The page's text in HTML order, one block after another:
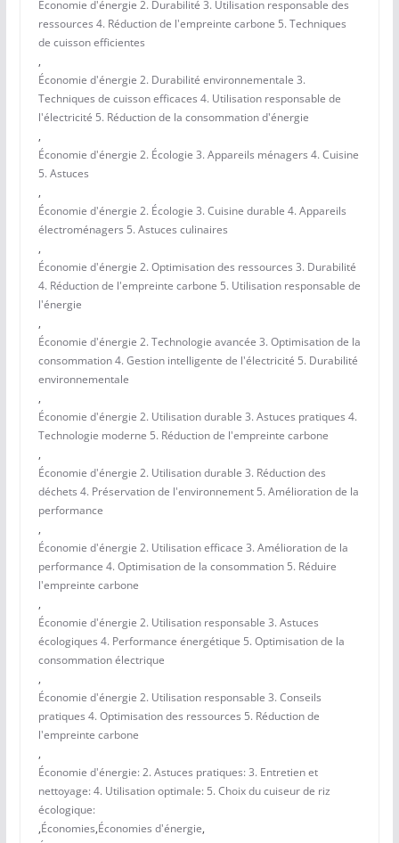
Économie d'énergie 2. Durabilité 3. Utilisation responsable des
ressources 4. Réduction de l'empreinte carbone 5. Techniques
de cuisson efficientes
,
Économie d'énergie 2. Durabilité environnementale 3.
Techniques de cuisson efficaces 4. Utilisation responsable de
l'électricité 5. Réduction de la consommation d'énergie
,
Économie d'énergie 2. Écologie 3. Appareils ménagers 4. Cuisine
5. Astuces
,
Économie d'énergie 2. Écologie 3. Cuisine durable 4. Appareils
électroménagers 5. Astuces culinaires
,
Économie d'énergie 2. Optimisation des ressources 3. Durabilité
4. Réduction de l'empreinte carbone 5. Utilisation responsable de
l'énergie
,
Économie d'énergie 2. Technologie avancée 3. Optimisation de la
consommation 4. Gestion intelligente de l'électricité 5. Durabilité
environnementale
,
Économie d'énergie 2. Utilisation durable 3. Astuces pratiques 4.
Technologie moderne 5. Réduction de l'empreinte carbone
,
Économie d'énergie 2. Utilisation durable 3. Réduction des
déchets 4. Préservation de l'environnement 5. Amélioration de la
performance
,
Économie d'énergie 2. Utilisation efficace 3. Amélioration de la
performance 4. Optimisation de la consommation 5. Réduire
l'empreinte carbone
,
Économie d'énergie 2. Utilisation responsable 3. Astuces
écologiques 4. Performance énergétique 5. Optimisation de la
consommation électrique
,
Économie d'énergie 2. Utilisation responsable 3. Conseils
pratiques 4. Optimisation des ressources 5. Réduction de
l'empreinte carbone
,
Économie d'énergie: 2. Astuces pratiques: 3. Entretien et
nettoyage: 4. Utilisation optimale: 5. Choix du cuiseur de riz
écologique:
,Économies,Économies d'énergie,